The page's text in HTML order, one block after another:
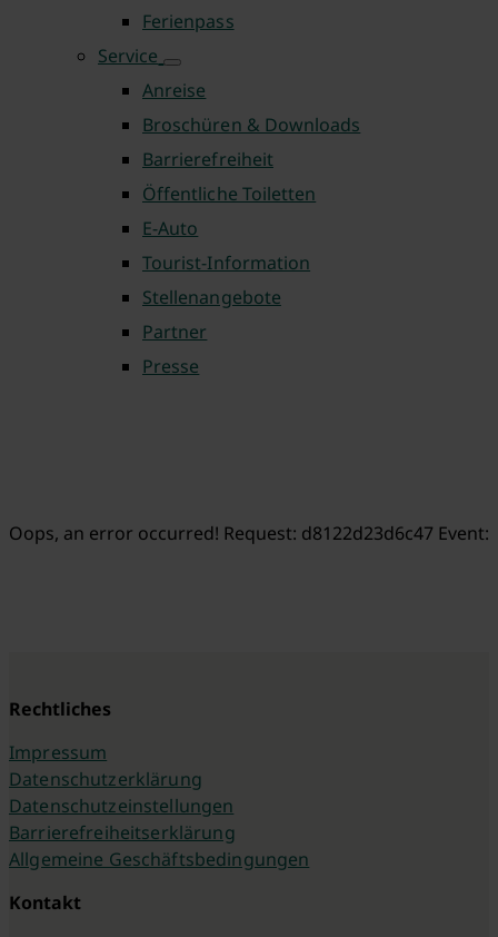
Ferienpass
Service
Anreise
Broschüren & Downloads
Barrierefreiheit
Öffentliche Toiletten
E-Auto
Tourist-Information
Stellenangebote
Partner
Presse
Oops, an error occurred! Request: d8122d23d6c47 Event:
Rechtliches
Impressum
Datenschutzerklärung
Datenschutzeinstellungen
Barrierefreiheitserklärung
Allgemeine Geschäftsbedingungen
Kontakt